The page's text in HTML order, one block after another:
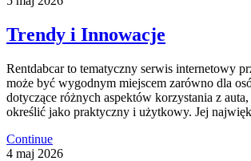
Trendy i Innowacje
Rentdabcar to tematyczny serwis internetowy
może być wygodnym miejscem zarówno dla
dotyczące różnych aspektów korzystania z
określić jako praktyczny i użytkowy. Jej
Continue
4 maj 2026